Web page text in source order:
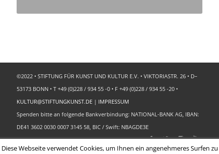
©2022 • STIFTUNG FÜR KUNST UND KULTUR E.V. • VIKTORIASTR. 26 • D–
53173 BONN • T +49 (0)228 / 934 55 -0 • F +49 (0)228 / 934 55 -20 •
KULTUR@STIFTUNGKUNST.DE| IMPRESSUM
Spenden bitte an folgende Bankverbindung: NATIONAL-BANK AG, IBAN:
DE41 3602 0030 0007 3145 58, BIC / Swift: NBAGDE3E
Diese Webseite verwendet Cookies, um Ihnen ein angenehmeres Surfen zu